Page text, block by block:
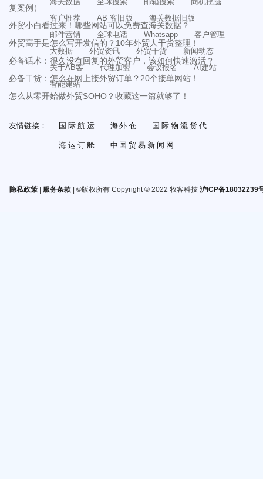
复案例）
外贸小白看过来！哪些网站可以免费查海关数据？
外贸高手是怎么写开发信的？10年外贸人干货整理！
必备话术：很久没有回复的外贸客户，该如何快速激活？
必备干货：怎么在网上接外贸订单？20个接单网站！
怎么从零开始做外贸SOHO？收藏这一篇就够了！
客户推荐
AB 客旧版
海关数据旧版
邮件营销
全球电话 Whatsapp
客户管理
大数据
外贸资讯 外贸干货
新闻动态
关于AB客
代理加盟 会议报名
AI建站
智能建站
友情链接： 国际航运 海外仓 国际物流货代
海运订舱 中国贸易新闻网
隐私政策| 服务条款| ©版权所有 Copyright © 2022 牧客科技 沪ICP备18032239